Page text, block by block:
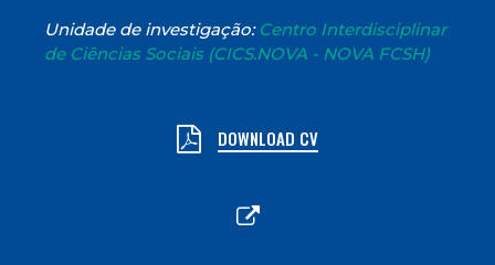
Unidade de investigação: Centro Interdisciplinar
de Ciências Sociais (CICS.NOVA - NOVA FCSH)
DOWNLOAD CV